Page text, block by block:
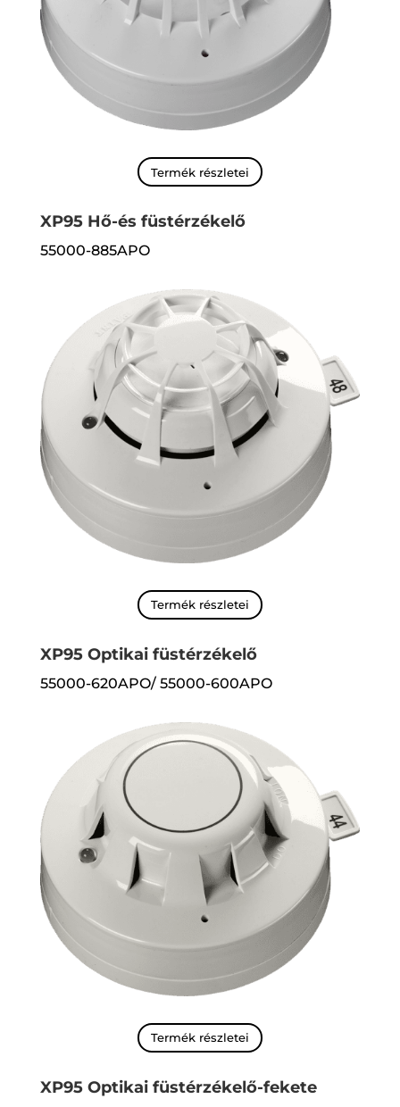
Termék részletei
XP95 Hő-és füstérzékelő
55000-885APO
Termék részletei
XP95 Optikai füstérzékelő
55000-620APO/ 55000-600APO
Termék részletei
XP95 Optikai füstérzékelő-fekete